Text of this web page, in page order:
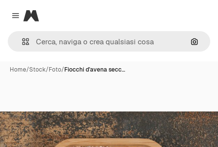
Close menu
Magnific
Cerca
Home/Stock/Foto/Fiocchi d'avena secc…